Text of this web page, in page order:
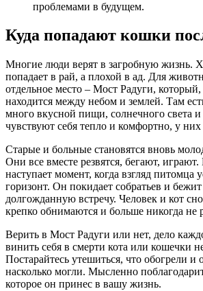
проблемами в будущем.
Куда попадают кошки
Многие люди верят в загробную жизнь.
попадает в рай, а плохой в ад. Для
отдельное место – Мост Радуги,
находится между небом и землей. Там
много вкусной пищи, солнечного света
чувствуют себя тепло и комфортно, у
Старые и больные становятся вновь
Они все вместе резвятся, бегают,
наступает момент, когда взгляд питомца
горизонт. Он покидает собратьев и
долгожданную встречу. Человек и кот
крепко обнимаются и больше никогда не
Верить в Мост Радуги или нет, дело
винить себя в смерти кота или кошечки
Постарайтесь утешиться, что обогрели и
насколько могли. Мысленно
которое он принес в вашу жизнь.